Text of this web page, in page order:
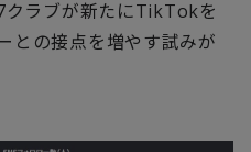
クラブが新たにTikTokを
との接点を増やす試みが